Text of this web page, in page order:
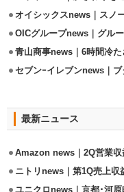
最新ニュース